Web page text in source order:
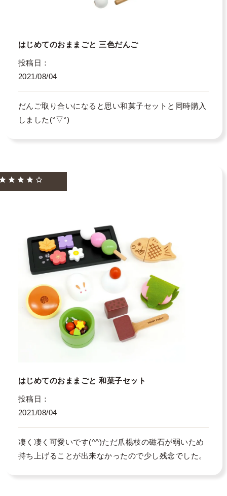
はじめてのおままごと 三色だんご
投稿日
2021/08/04
だんご取り合いになると思い和菓子セットと同時購入
しました(°▽°)
はじめてのおままごと 和菓子セット
投稿日
2021/08/04
凄く凄く可愛いです(^^)ただ爪楊枝の磁石が弱いため
持ち上げることが出来なかったので少し残念でした。